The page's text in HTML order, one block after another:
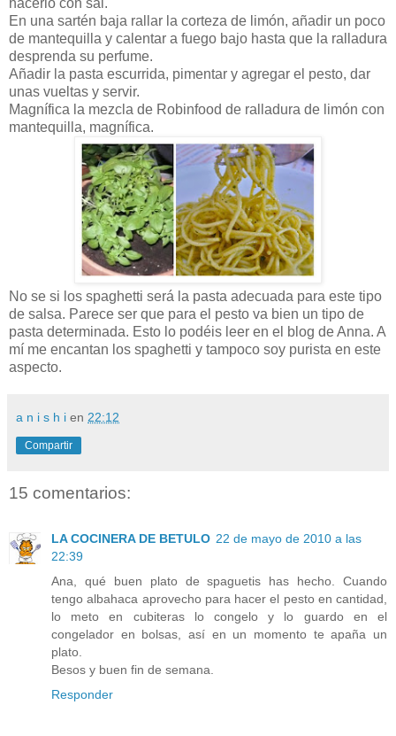
En una sartén baja rallar la corteza de limón, añadir un poco
de mantequilla y calentar a fuego bajo hasta que la ralladura
desprenda su perfume.
Añadir la pasta escurrida, pimentar y agregar el pesto, dar
unas vueltas y servir.
Magnífica la mezcla de Robinfood de ralladura de limón con
mantequilla, magnífica.
No se si los spaghetti será la pasta adecuada para este tipo
de salsa. Parece ser que para el pesto va bien un tipo de
pasta determinada. Esto lo podéis leer en el blog de Anna. A
mí me encantan los spaghetti y tampoco soy purista en este
aspecto.
a n i s h i en 22:12
Compartir
15 comentarios:
LA COCINERA DE BETULO 22 de mayo de 2010 a las
22:39
Ana, qué buen plato de spaguetis has hecho. Cuando
tengo albahaca aprovecho para hacer el pesto en cantidad,
lo meto en cubiteras lo congelo y lo guardo en el
congelador en bolsas, así en un momento te apaña un
plato.
Besos y buen fin de semana.
Responder